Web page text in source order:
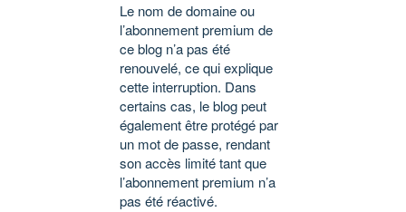
Le nom de domaine ou
l’abonnement premium de
ce blog n’a pas été
renouvelé, ce qui explique
cette interruption. Dans
certains cas, le blog peut
également être protégé par
un mot de passe, rendant
son accès limité tant que
l’abonnement premium n’a
pas été réactivé.